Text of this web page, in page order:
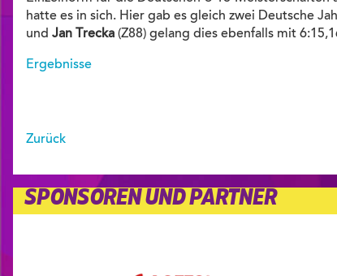
hatte es in sich. Hier gab es gleich zwei Deutsche
und Jan Trecka (Z88) gelang dies ebenfalls mit
Ergebnisse
Zurück
SPONSOREN UND PARTNER